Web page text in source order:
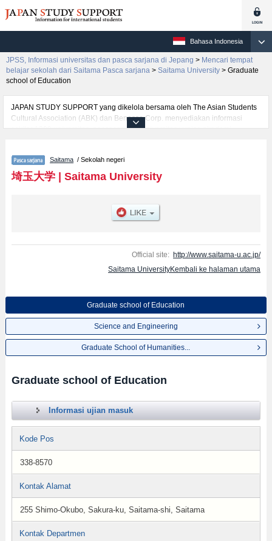
Bahasa Indonesia
JPSS, Informasi universitas dan pasca sarjana di Jepang > Mencari tempat
belajar sekolah dari Saitama Pasca sarjana > Saitama University > Graduate
school of Education
JAPAN STUDY SUPPORT yang dikelola bersama oleh The Asian Students
Cultural Association (ABK) dan Benesse Corp. menyediakan informasi
sekitar 1300 universitas, pascasarjana, universitas yunior, akademi
per jurusan riset seperti %% research %%, serta berbagai informasi yang
berguna bagi mahasiswa(i) mancanegara seperti kuota untuk jumlah
pendaftar dan jumlah kelulusan ujian masuk mahasiswa(i) mancanegara,
lainnya. Silakan memanfaatkannya.
Saitama / Sekolah negeri
埼玉大学| Saitama University
Official site: http://www.saitama-u.ac.jp/
Saitama UniversityKembali ke halaman utama
Graduate school of Education
Science and Engineering
Graduate School of Humanities...
Graduate school of Education
Informasi ujian masuk
Kode Pos
338-8570
Kontak Alamat
255 Shimo-Okubo, Sakura-ku, Saitama-shi, Saitama
Kontak Departmen